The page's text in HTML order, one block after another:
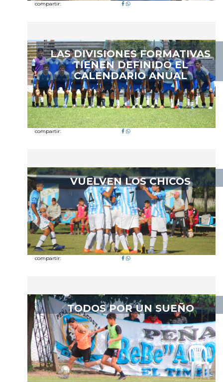
compartir:
LAS DIVISIONES FORMATIVAS
TIENEN DEFINIDO EL
CALENDARIO ANUAL
compartir:
VUELVEN LOS CHICOS
compartir:
TODOS POR UN SUEÑO